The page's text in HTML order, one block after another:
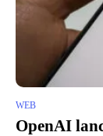
WEB
OpenAI